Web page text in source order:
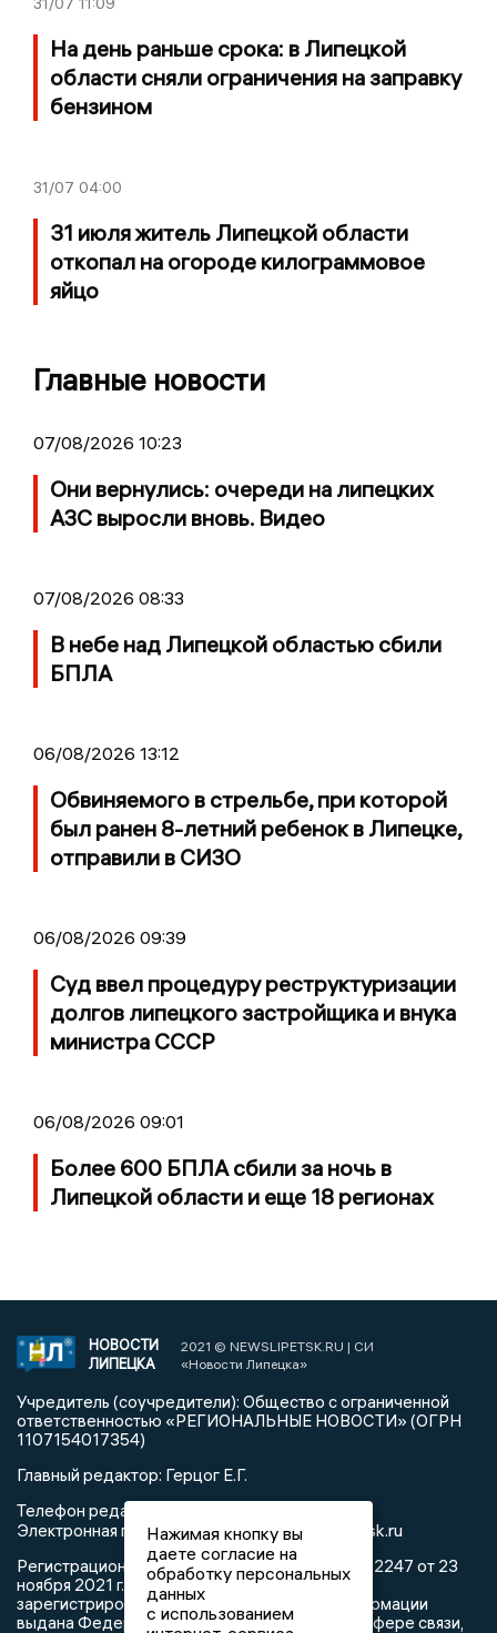
На день раньше срока: в Липецкой
области сняли ограничения на заправку
бензином
31/07 04:00
31 июля житель Липецкой области
откопал на огороде килограммовое
яйцо
Главные новости
07/08/2026 10:23
Они вернулись: очереди на липецких
АЗС выросли вновь. Видео
07/08/2026 08:33
В небе над Липецкой областью сбили
БПЛА
06/08/2026 13:12
Обвиняемого в стрельбе, при которой
был ранен 8-летний ребенок в Липецке,
отправили в СИЗО
06/08/2026 09:39
Суд ввел процедуру реструктуризации
долгов липецкого застройщика и внука
министра СССР
06/08/2026 09:01
Более 600 БПЛА сбили за ночь в
Липецкой области и еще 18 регионах
НОВОСТИ
ЛИПЕЦКА
2021 © NEWSLIPETSK.RU | СИ
«Новости Липецка»
Учредитель (соучредители): Общество с ограниченной
ответственностью «РЕГИОНАЛЬНЫЕ НОВОСТИ» (ОГРН
1107154017354)
Главный редактор: Герцог Е.Г.
Телефон редакции: +7 903 699 9427
Электронная почта редакции:info@newslipetsk.ru
Регистрационный номер: серия Эл № ФС77-82247 от 23
ноября 2021 г. согласно выписке из реестра
зарегистрированных средств массовой информации
выдана Федеральной службой по надзору в сфере связи,
Нажимая кнопку вы
даете согласие на
обработку персональных
данных
с использованием